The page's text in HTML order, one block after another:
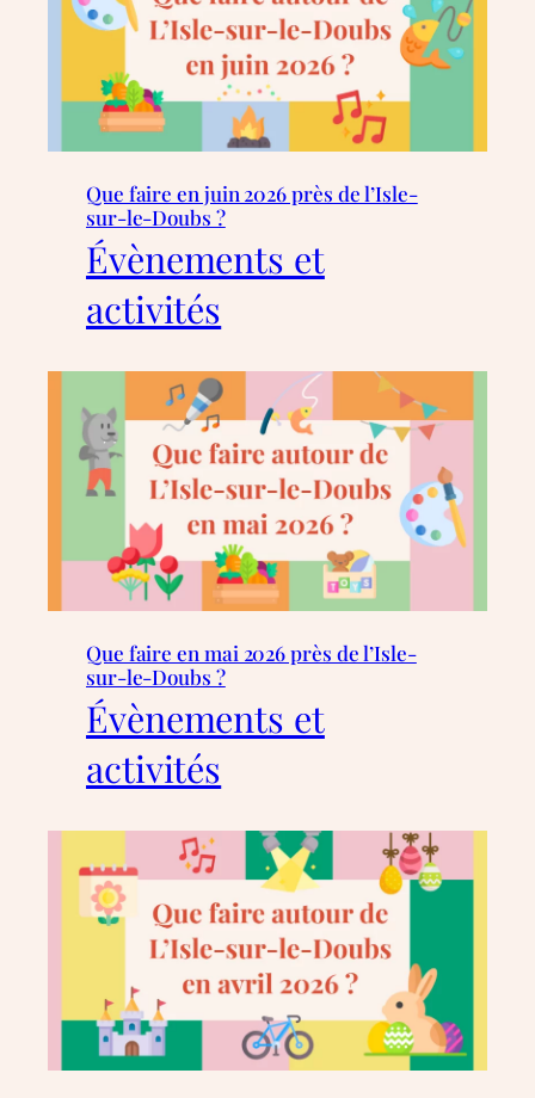
Que faire en juin 2026 près de l’Isle-
sur-le-Doubs ?
Évènements et
activités
Que faire en mai 2026 près de l’Isle-
sur-le-Doubs ?
Évènements et
activités